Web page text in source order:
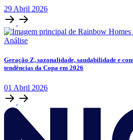
29 Abril 2026
Análise
Geração Z, sazonalidade, saudabilidade e
tendências da Copa em 2026
01 Abril 2026